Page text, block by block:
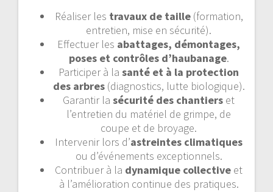
Réaliser les travaux de taille(formation,
entretien, mise en sécurité).
Effectuer les abattages, démontages,
poses et contrôles d’haubanage.
Participer à la santé et à la protection
des arbres(diagnostics, lutte biologique).
Garantir la sécurité des chantiers et
l’entretien du matériel de grimpe, de
coupe et de broyage.
Intervenir lors d’astreintes climatiques
ou d’événements exceptionnels.
Contribuer à la dynamique collective et
à l’amélioration continue des pratiques.